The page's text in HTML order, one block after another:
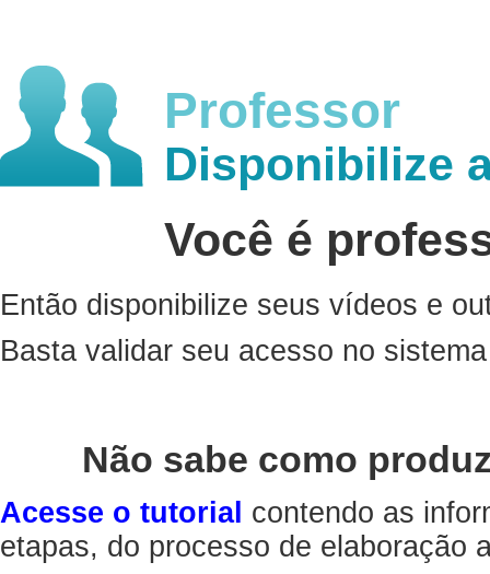
Professor
Disponibilize
Você é
Então disponibilize seus vídeos e
Basta validar seu acesso no
Não sabe como
Acesse o tutorial contendo as
etapas, do processo de elaboração